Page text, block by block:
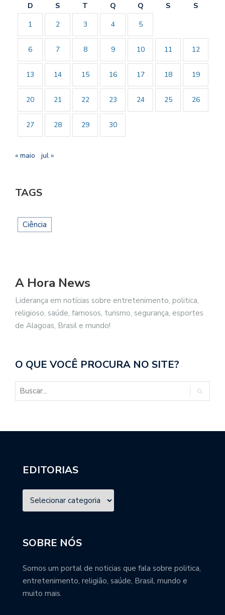
D S T Q Q S
S
1
2 3 4 5
6 7 8 9 10 11 12
13 14 15 16 17 18 19
20 21 22 23 24 25 26
27 28 29 30
« maio jul »
TAGS
Ciência
A Hora News
Liderança em notícias sobre entretenimento, politica,
religioso, saúde, famosos, turismo, segurança, esportes
de Alagoas, Brasil e mundo!
O QUE VOCÊ PROCURA NO SITE?
EDITORIAS
SOBRE NÓS
Somos um portal de noticias que fala sobre politica,
entretenimento, religião, saúde, Brasil, mundo e
muito mais.